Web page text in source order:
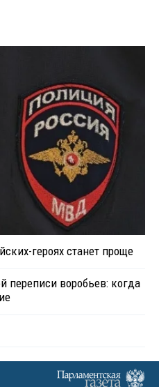
героях станет проще
переписи воробьев: когда